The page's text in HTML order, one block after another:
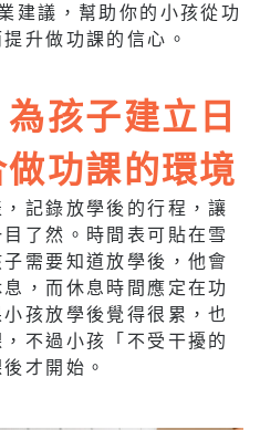
建議，幫助你的小孩從功
升做功課的信心。
孩子建立日
功課的環境
記錄放學後的行程，讓
了然。時間表可貼在雪
需要知道放學後，他會
，而休息時間應定在功
孩放學後覺得很累，也
不過小孩「不受干擾的
才開始。